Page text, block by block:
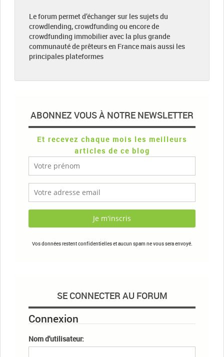
Le forum permet d’échanger sur les sujets du
crowdlending, crowdfunding ou encore de
crowdfunding immobilier avec la plus grande
communauté de prêteurs en France mais aussi les
principales plateformes
ABONNEZ VOUS À NOTRE NEWSLETTER
Et recevez chaque mois les meilleurs
articles de ce blog
Vos données restent confidentielles et aucun spam ne vous sera envoyé.
SE CONNECTER AU FORUM
Connexion
Nom d'utilisateur: